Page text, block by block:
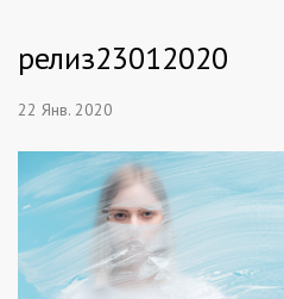
Кейсы
Исполнителям
Заказчикам
релиз23012020
22 Янв. 2020